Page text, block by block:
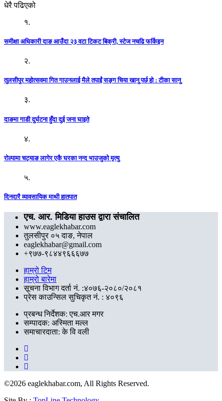
धेरै पढिएको
१.
समीक्षा अधिकारी दाङ आउँदा २३ वटा टिकट बिक्री, स्टेज नचढि फर्किइन
२.
तुलसीपुर महोत्सवमा गित गाउनलाई मैले तपाईं सङ्ग चिया खानु पर्छ हो : टीका सानु
३.
दाङमा गाडी दुर्घटना हुँदा दुई जना घाइते
४.
रोल्पामा चट्याङ लागेर एकै घरका नन्द भाउजुको मृत्यु
५.
दिनदारै व्यावसायिक माथी हातपात
एच. आर. मिडिया हाउस द्वारा संचालित
www.eaglekhabar.com
तुलसीपुर ०५ दाङ, नेपाल
eaglekhabar@gmail.com
+९७७-९८४४९६६६७७
हाम्रो टिम
हाम्रो बारेमा
सूचना विभाग दर्ता नं. :४०७६-२०८०/२०८१
प्रेस काउन्सिल सुचिकृत नं. : ४०९६
प्रबन्ध निर्देशक: एच.आर मगर
सम्पादक: अस्मिता मल्ल
समाचारदाता: के वि वली
©2026 eaglekhabar.com, All Rights Reserved.